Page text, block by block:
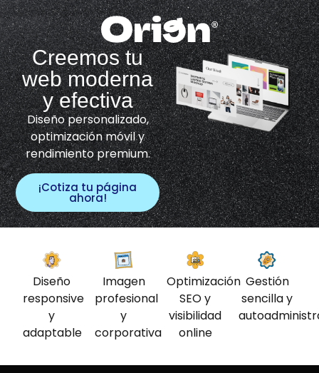
Creemos tu
web moderna
y efectiva
Diseño personalizado,
optimización móvil y
rendimiento premium.
¡Cotiza tu página
ahora!
Diseño
responsive
y
adaptable
Imagen
profesional
y
corporativa
Optimización
SEO y
visibilidad
online
Gestión
sencilla y